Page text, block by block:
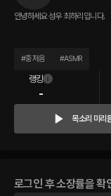
안녕하세요 성우 최하리입니다.
#중저음 #ASMR
랭킹
-
목소리 미리
로그인 후 소장률을 확